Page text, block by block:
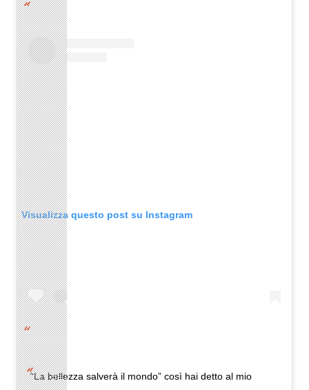
Visualizza questo post su Instagram
“La bellezza salverà il mondo” così hai detto al mio